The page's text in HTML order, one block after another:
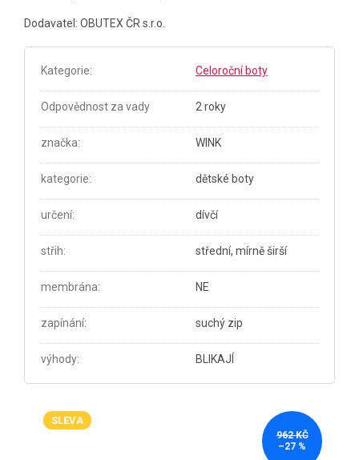
Dodavatel: OBUTEX ČR s.r.o.
Kategorie: Celoroční boty
Odpovědnost za vady 2 roky
značka: WINK
kategorie: dětské boty
určení: dívčí
střih: střední, mírně širší
membrána: NE
zapínání: suchý zip
výhody: BLIKAJÍ
SLEVA
962 KČ
–27 %